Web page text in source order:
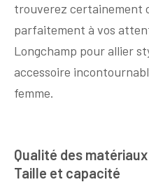
trouverez certainement
parfaitement à vos
Longchamp pour allier
accessoire
femme.
Qualité des matériaux
Taille et capacité